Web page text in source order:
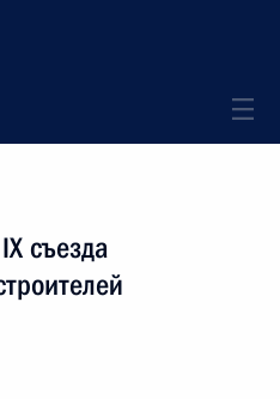
съезда